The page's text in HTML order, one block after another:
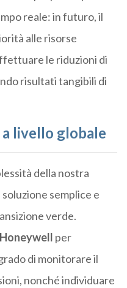
reale: in futuro, il
alle risorse
le riduzioni di
risultati tangibili di
livello globale
della nostra
semplice e
verde.
Honeywell per
di monitorare il
nonché individuare